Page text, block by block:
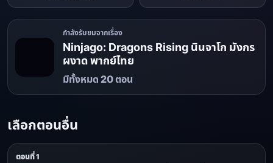
กำลังรับชมจากเรื่อง
Ninjago: Dragons Rising นินจาโก มังกร
ผงาด พากย์ไทย
มีทั้งหมด 20 ตอน
เลือกตอนอื่น
ตอนที่ 1